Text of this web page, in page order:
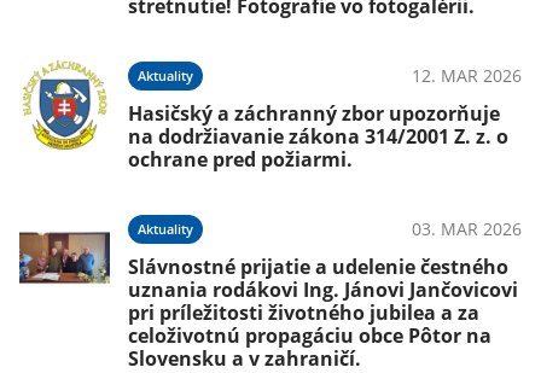
stretnutie! Fotografie vo fotogalérii.
Aktuality 12. MAR 2026
Hasičský a záchranný zbor upozorňuje
na dodržiavanie zákona 314/2001 Z. z. o
ochrane pred požiarmi.
Aktuality 03. MAR 2026
Slávnostné prijatie a udelenie čestného
uznania rodákovi Ing. Jánovi Jančovicovi
pri príležitosti životného jubilea a za
celoživotnú propagáciu obce Pôtor na
Slovensku a v zahraničí.